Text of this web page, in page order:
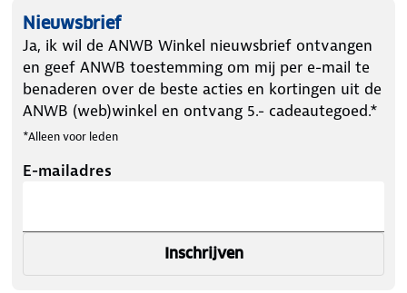
Nieuwsbrief
Ja, ik wil de ANWB Winkel nieuwsbrief ontvangen
en geef ANWB toestemming om mij per e-mail te
benaderen over de beste acties en kortingen uit de
ANWB (web)winkel en ontvang 5.- cadeautegoed.*
*Alleen voor leden
E-mailadres
Inschrijven